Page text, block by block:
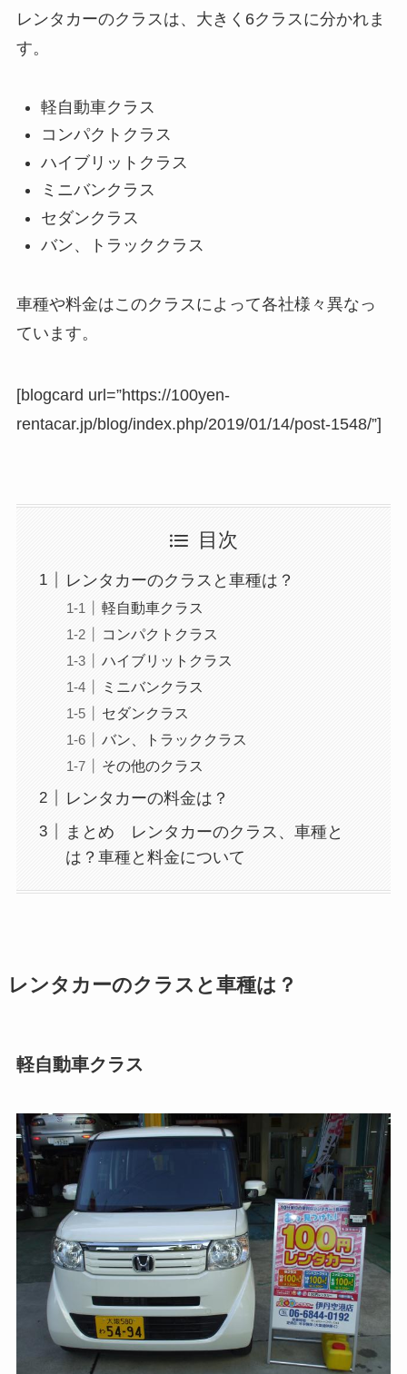
レンタカーのクラスは、大きく6クラスに分かれま
す。
軽自動車クラス
コンパクトクラス
ハイブリットクラス
ミニバンクラス
セダンクラス
バン、トラッククラス
車種や料金はこのクラスによって各社様々異なっ
ています。
[blogcard url=”https://100yen-
rentacar.jp/blog/index.php/2019/01/14/post-1548/”]
目次
レンタカーのクラスと車種は？
軽自動車クラス
コンパクトクラス
ハイブリットクラス
ミニバンクラス
セダンクラス
バン、トラッククラス
その他のクラス
レンタカーの料金は？
まとめ レンタカーのクラス、車種と
は？車種と料金について
レンタカーのクラスと車種は？
軽自動車クラス